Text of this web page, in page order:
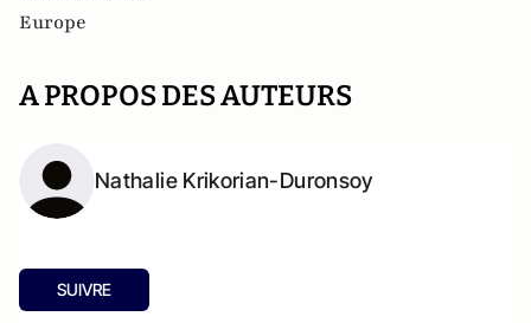
Europe
A PROPOS DES AUTEURS
Nathalie Krikorian-Duronsoy
SUIVRE